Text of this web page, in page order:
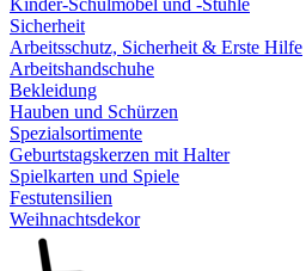
Kinder-Schulmöbel und -Stühle
Sicherheit
Arbeitsschutz, Sicherheit & Erste Hilfe
Arbeitshandschuhe
Bekleidung
Hauben und Schürzen
Spezialsortimente
Geburtstagskerzen mit Halter
Spielkarten und Spiele
Festutensilien
Weihnachtsdekor